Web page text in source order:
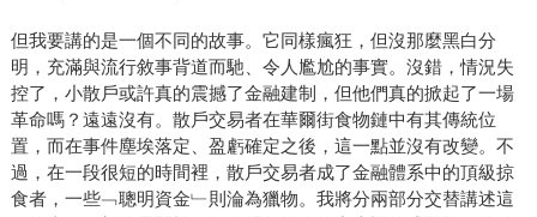
但我要講的是一個不同的故事。它同樣瘋狂，但沒那麼黑白分
明，充滿與流行敘事背道而馳、令人尷尬的事實。沒錯，情況失
控了，小散戶或許真的震撼了金融建制，但他們真的掀起了一場
革命嗎？遠遠沒有。散戶交易者在華爾街食物鏈中有其傳統位
置，而在事件塵埃落定、盈虧確定之後，這一點並沒有改變。不
過，在一段很短的時間裡，散戶交易者成了金融體系中的頂級掠
食者，一些﹁聰明資金﹂則淪為獵物。我將分兩部分交替講述這